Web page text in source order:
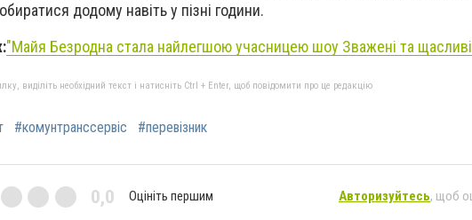
додому навіть у пізні години.
"Майя Безродна стала найлегшою учасницею шоу Зважені та
виділіть необхідний текст і натисніть Ctrl + Enter, щоб повідомити про це редакцію
#комунтранссервіс #перевізник
0,0 Оцініть першим Авторизуйтесь, щоб